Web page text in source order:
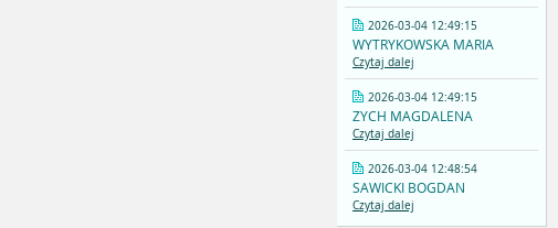
2026-03-04 12:49:15
WYTRYKOWSKA MARIA
Czytaj dalej
2026-03-04 12:49:15
ZYCH MAGDALENA
Czytaj dalej
2026-03-04 12:48:54
SAWICKI BOGDAN
Czytaj dalej